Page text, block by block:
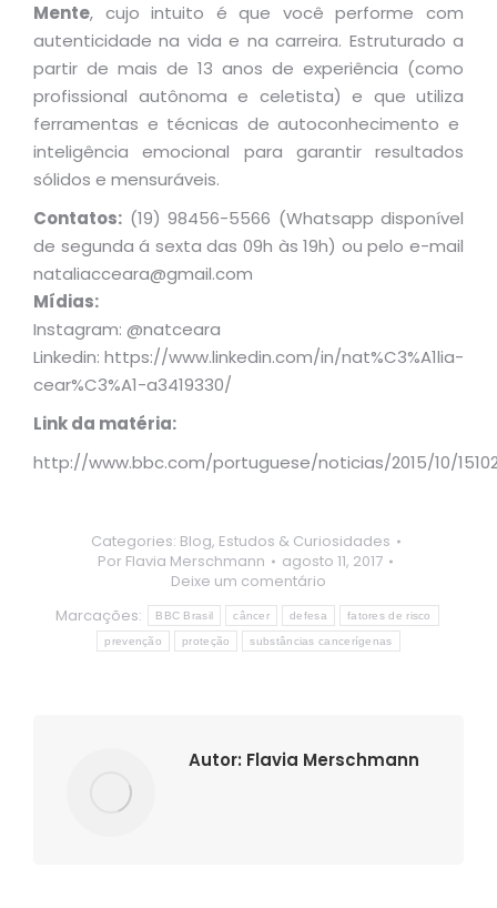
Mente, cujo intuito é que você performe com
autenticidade na vida e na carreira. Estruturado a
partir de mais de 13 anos de experiência (como
profissional autônoma e celetista) e que utiliza
ferramentas e técnicas de autoconhecimento e
inteligência emocional para garantir resultados
sólidos e mensuráveis.
Contatos: (19) 98456-5566 (Whatsapp disponível
de segunda á sexta das 09h às 19h) ou pelo e-mail
nataliacceara@gmail.com
Mídias:
Instagram: @natceara
Linkedin: https://www.linkedin.com/in/nat%C3%A1lia-
cear%C3%A1-a3419330/
Link da matéria:
http://www.bbc.com/portuguese/noticias/2015/10/
Categories: Blog, Estudos & Curiosidades
Por Flavia Merschmann
agosto 11, 2017
Deixe um comentário
Marcações:
BBC Brasil câncer defesa fatores de risco
prevenção proteção substâncias cancerígenas
Autor: Flavia Merschmann